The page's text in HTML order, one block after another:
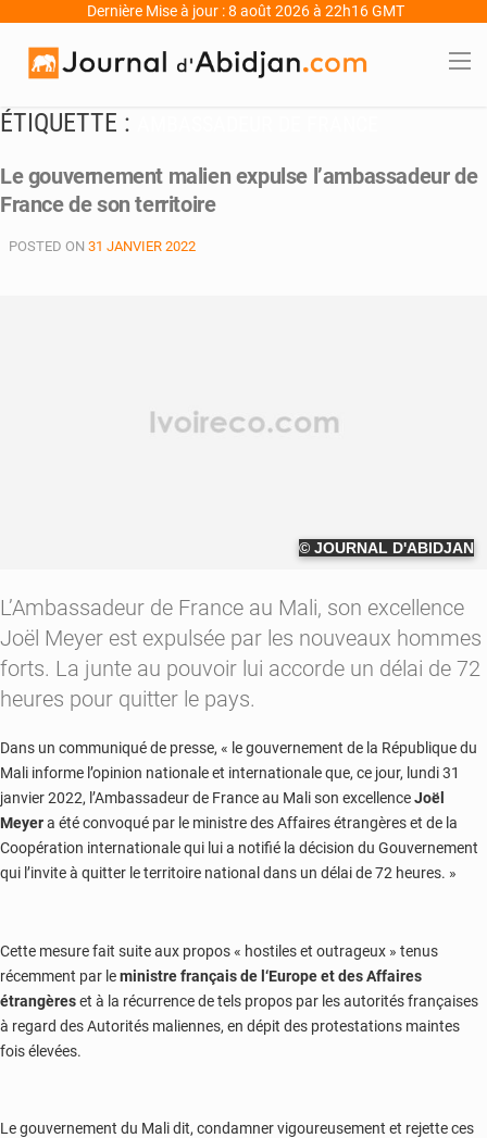
Dernière Mise à jour : 8 août 2026 à 22h16 GMT
ÉTIQUETTE :
Le gouvernement malien expulse l’ambassadeur de
France de son territoire
POSTED ON 31 JANVIER 2022
© JOURNAL D'ABIDJAN
L’Ambassadeur de France au Mali, son excellence
Joël Meyer est expulsée par les nouveaux hommes
forts. La junte au pouvoir lui accorde un délai de 72
heures pour quitter le pays.
Dans un communiqué de presse, « le gouvernement de la République du
Mali informe l’opinion nationale et internationale que, ce jour, lundi 31
janvier 2022, l’Ambassadeur de France au Mali son excellenceJoël
Meyera été convoqué par le ministre des Affaires étrangères et de la
Coopération internationale qui lui a notifié la décision du Gouvernement
qui l’invite à quitter le territoire national dans un délai de 72 heures. »
Cette mesure fait suite aux propos « hostiles et outrageux » tenus
récemment par leministre français de l‘Europe et des Affaires
étrangèreset à la récurrence de tels propos par les autorités françaises
à regard des Autorités maliennes, en dépit des protestations maintes
fois élevées.
Le gouvernement du Mali dit, condamner vigoureusement et rejette ces